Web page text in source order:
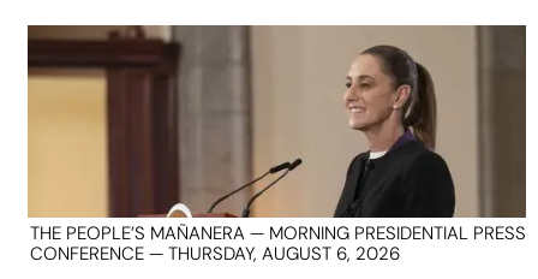
THE PEOPLE’S MAÑANERA — MORNING PRESIDENTIAL PRESS
CONFERENCE — THURSDAY, AUGUST 6, 2026